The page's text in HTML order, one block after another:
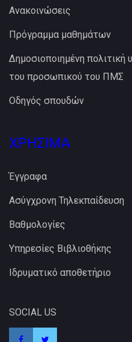
Ανακοινώσεις
Πρόγραμμα μαθημάτων
Δημοσιοποιημένη πολιτική
του προσωπικού του ΠΜΣ
Οδηγός σπουδών
ΧΡΗΣΙΜΑ
Έγγραφα
Ασύγχρονη Τηλεκπαίδευση
Βαθμολογίες
Υπηρεσίες Βιβλιοθήκης
Ιδρυματικό αποθετήριο
SOCIAL US